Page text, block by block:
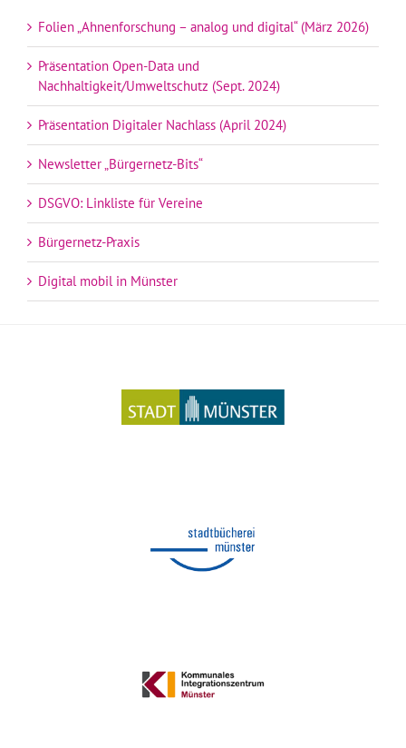
Folien „Ahnenforschung – analog und digital“ (März 2026)
Präsentation Open-Data und
Nachhaltigkeit/Umweltschutz (Sept. 2024)
Präsentation Digitaler Nachlass (April 2024)
Newsletter „Bürgernetz-Bits“
DSGVO: Linkliste für Vereine
Bürgernetz-Praxis
Digital mobil in Münster